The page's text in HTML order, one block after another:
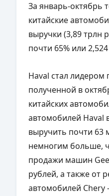
За январь-октябрь
китайские
выручки (3,89 трлн
почти 65% или
Haval стал
полученной в
китайских
автомобилей Haval
выручить почти 63
немногим больше,
продажи машин
рублей, а также от
автомобилей